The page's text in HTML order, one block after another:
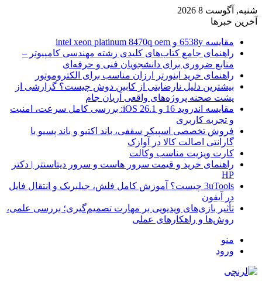
شنبه, آگوست 8 2026
آخرین خبرها
مقایسه 6538y و intel xeon platinum 8470q oem
راهنمای جامع کتاب‌های کلیدی رشته مهندسی کامپیوتر –
منابع ضروری برای دانشجویان فنی و حرفه‌ای
راهنمای خرید اینورتر ارزان مناسب برای الکتروموتور
بیشترین دلیل نارضایتی از کابین دوش چیست؟ گزارشی از
پشت صحنه پروژه‌های واقعی آریان جام
مقایسه اندروید 16 و iOS 26.1: بررسی کامل سرعت، امنیت
و تجربه کاربری
فروش تخصصی اسپیکر سقفی، باند اکتیو و باند پسیو با
گارانتی اصالت کالا در آوازک
کارت ویزیت مناسب وکالت
راهنمای خرید و قیمت سرور هاست و سرور دیتاسنتر | دکتر
HP
3uTools چیست؟ آموزش کامل فلش، جیلبریک و انتقال فایل
در آیفون
تأثیر بازی‌های ویدیویی بر مهارت تصمیم‌گیری؛ بررسی علمی،
روش‌ها و راهکارهای عملی
منو
ورود